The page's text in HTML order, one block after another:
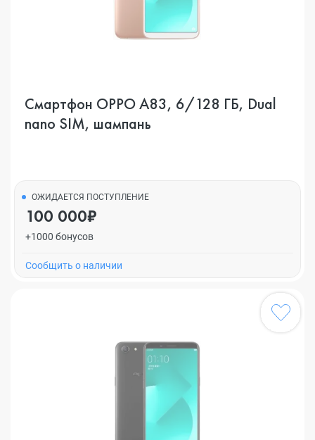
Смартфон OPPO A83, 6/128 ГБ, Dual
nano SIM, шампань
ОЖИДАЕТСЯ ПОСТУПЛЕНИЕ
100 000₽
+1000 бонусов
Cообщить о наличии